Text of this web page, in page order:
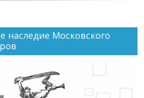
наследие Московского